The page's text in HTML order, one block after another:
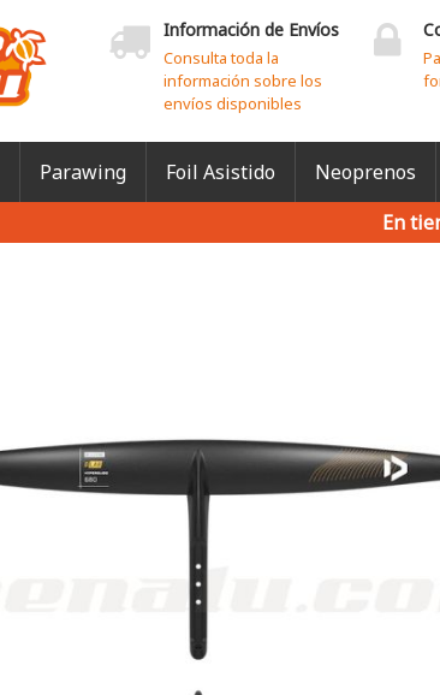
Información de Envíos
Consulta toda la
información sobre los
envíos disponibles
Parawing Foil Asistido Neoprenos
En